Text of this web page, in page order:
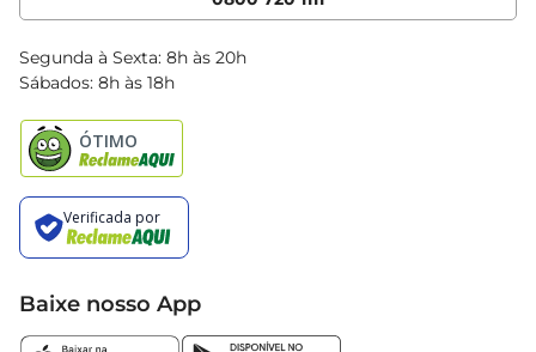
Clube Bretas
Blog Bretas
Black Friday
Segunda à Sexta: 8h às 20h
Sábados: 8h às 18h
Baixe nosso App